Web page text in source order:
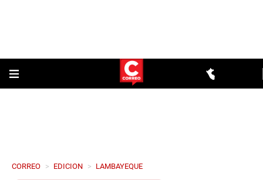
CORREO > EDICION > LAMBAYEQUE